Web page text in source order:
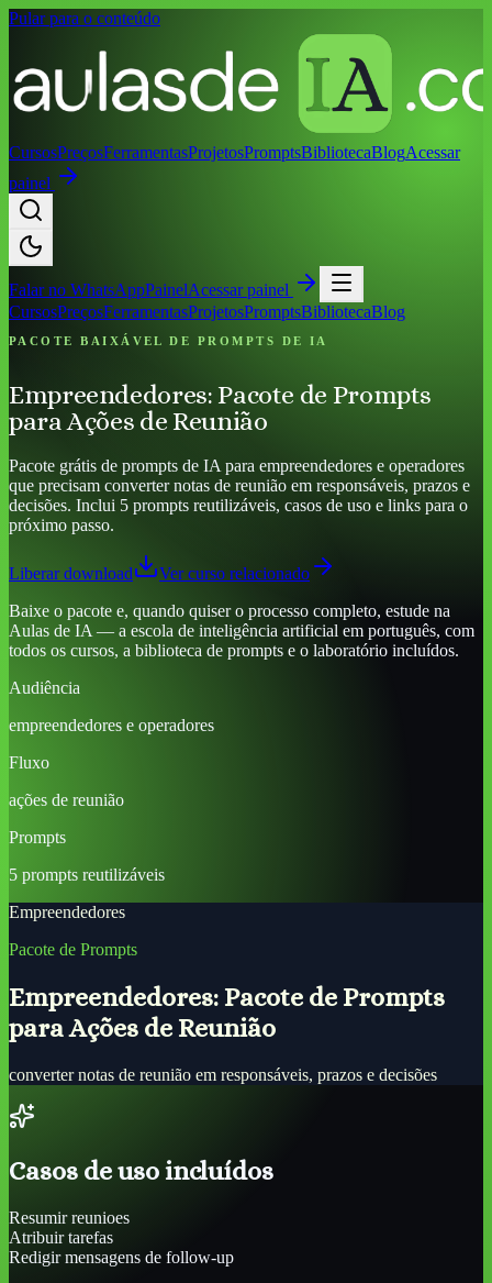
Pular para o conteúdo
CursosPreçosFerramentasProjetosPromptsBibliotecaBlogAcessar
painel
Falar no WhatsAppPainelAcessar painel
CursosPreçosFerramentasProjetosPromptsBibliotecaBlog
PACOTE BAIXÁVEL DE PROMPTS DE IA
Empreendedores: Pacote de Prompts
para Ações de Reunião
Pacote grátis de prompts de IA para empreendedores e operadores
que precisam converter notas de reunião em responsáveis, prazos e
decisões. Inclui 5 prompts reutilizáveis, casos de uso e links para o
próximo passo.
Liberar download
Ver curso relacionado
Baixe o pacote e, quando quiser o processo completo, estude na
Aulas de IA — a escola de inteligência artificial em português, com
todos os cursos, a biblioteca de prompts e o laboratório incluídos.
Audiência
empreendedores e operadores
Fluxo
ações de reunião
Prompts
5 prompts reutilizáveis
Empreendedores
Pacote de Prompts
Empreendedores: Pacote de Prompts
para Ações de Reunião
converter notas de reunião em responsáveis, prazos e decisões
Casos de uso incluídos
Resumir reunioes
Atribuir tarefas
Redigir mensagens de follow-up